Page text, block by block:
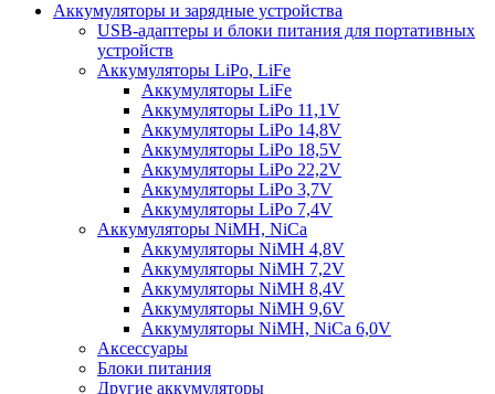
Аккумуляторы и зарядные устройства
USB-адаптеры и блоки питания для портативных
устройств
Аккумуляторы LiPo, LiFe
Аккумуляторы LiFe
Аккумуляторы LiPo 11,1V
Аккумуляторы LiPo 14,8V
Аккумуляторы LiPo 18,5V
Аккумуляторы LiPo 22,2V
Аккумуляторы LiPo 3,7V
Аккумуляторы LiPo 7,4V
Аккумуляторы NiMH, NiCa
Аккумуляторы NiMH 4,8V
Аккумуляторы NiMH 7,2V
Аккумуляторы NiMH 8,4V
Аккумуляторы NiMH 9,6V
Аккумуляторы NiMH, NiCa 6,0V
Аксессуары
Блоки питания
Другие аккумуляторы